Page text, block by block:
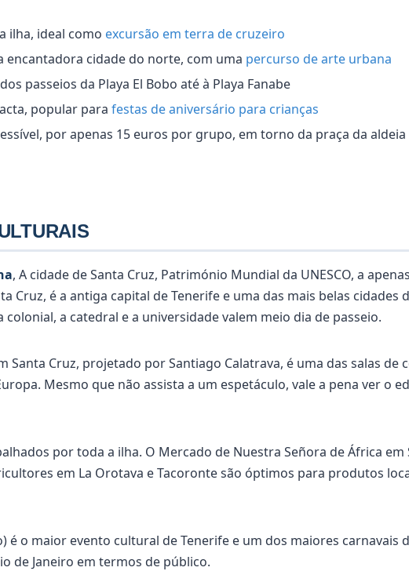
ilha, ideal como excursão em terra de cruzeiro
encantadora cidade do norte, com uma percurso de arte urbana
passeios da Playa El Bobo até à Playa Fanabe
popular para festas de aniversário para crianças
por apenas 15 euros por grupo, em torno da praça da aldeia
, A cidade de Santa Cruz, Património Mundial da UNESCO, a
Cruz, é a antiga capital de Tenerife e uma das mais belas cidades
colonial, a catedral e a universidade valem meio dia de passeio.
Santa Cruz, projetado por Santiago Calatrava, é uma das salas de
Mesmo que não assista a um espetáculo, vale a pena ver o
por toda a ilha. O Mercado de Nuestra Señora de África em
em La Orotava e Tacoronte são óptimos para produtos
é o maior evento cultural de Tenerife e um dos maiores carnavais
de Janeiro em termos de público.